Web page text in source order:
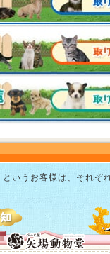
いうお客様は、それぞ